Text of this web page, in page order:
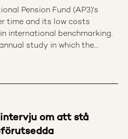
Techbolagens
samt Vatten: Jenny
etikråd: ”Med
på plats, har vi
och bolagsdialogerna
Det har skapat
för Etikrådets proaktiva
för faktisk positiv förändring
i AP-fondernas
Pension Fund (AP3)’s
time and its low costs
international benchmarking.
study in which the
om att stå